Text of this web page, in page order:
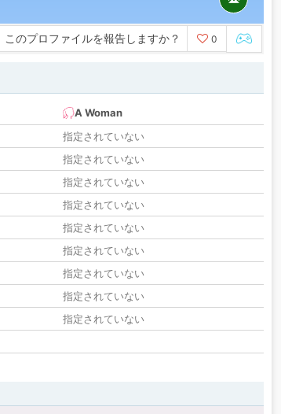
このプロファイルを報告しますか？ 0
A Woman
指定されていない
指定されていない
指定されていない
指定されていない
指定されていない
指定されていない
指定されていない
指定されていない
指定されていない